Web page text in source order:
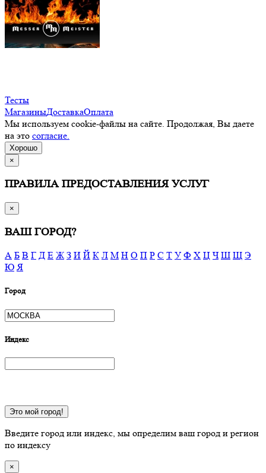
Тесты
МагазиныДоставкаОплата
Мы используем cookie-файлы на сайте. Продолжая, Вы даете
на это согласие.
Хорошо
×
ПРАВИЛА ПРЕДОСТАВЛЕНИЯ УСЛУГ
×
ВАШ ГОРОД?
А Б В Г Д Е Ж З И Й К Л М Н О П Р С Т У Ф Х Ц Ч Ш Щ Э
Ю Я
Город
Индекс
Это мой город!
Введите город или индекс, мы определим ваш город и регион
по индексу
×